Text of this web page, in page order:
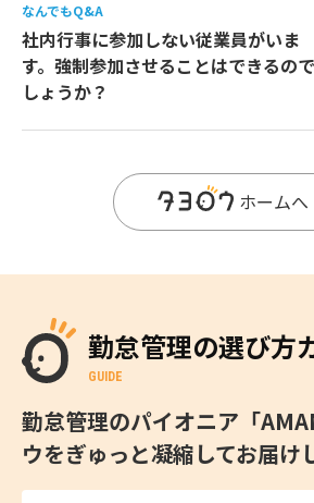
なんでもQ&A
社内行事に参加しない従業員がいま
す。強制参加させることはできるので
しょうか？
ホームへ
勤怠管理の選び方
GUIDE
勤怠管理のパイオニア「
ウをぎゅっと凝縮してお届け